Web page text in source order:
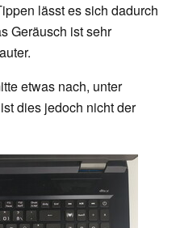
lässt es sich dadurch
Geräusch ist sehr
etwas nach, unter
dies jedoch nicht der